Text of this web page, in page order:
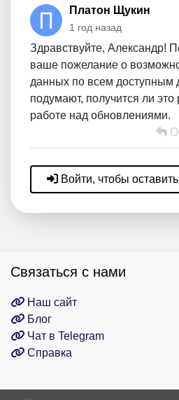
Платон Щукин
1 год назад
Здравствуйте, Александр!
ваше пожелание о
данных по всем доступным
подумают, получится ли это
работе над обновлениями.
Войти, чтобы
Связаться с нами
Наш сайт
Блог
Чат в Telegram
Справка